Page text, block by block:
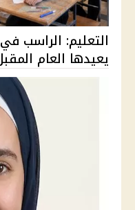
يعيدها العام